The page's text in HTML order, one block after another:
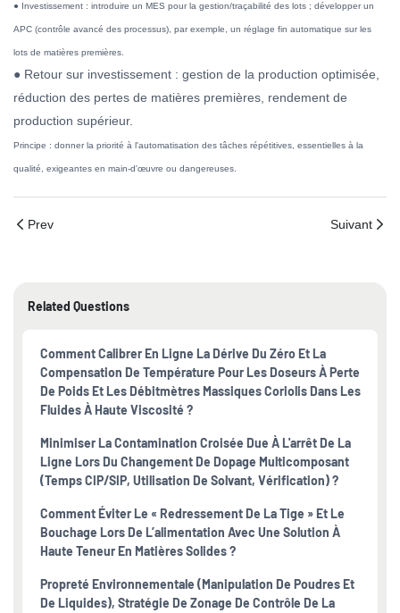
● Investissement : introduire un MES pour la gestion/traçabilité des lots ; développer un
APC (contrôle avancé des processus), par exemple, un réglage fin automatique sur les
lots de matières premières.
● Retour sur investissement : gestion de la production optimisée,
réduction des pertes de matières premières, rendement de
production supérieur.
Principe : donner la priorité à l'automatisation des tâches répétitives, essentielles à la
qualité, exigeantes en main-d'œuvre ou dangereuses.
Prev Suivant
Related Questions
Comment Calibrer En Ligne La Dérive Du Zéro Et La
Compensation De Température Pour Les Doseurs À Perte
De Poids Et Les Débitmètres Massiques Coriolis Dans Les
Fluides À Haute Viscosité ?
Minimiser La Contamination Croisée Due À L'arrêt De La
Ligne Lors Du Changement De Dopage Multicomposant
(temps CIP/SIP, Utilisation De Solvant, Vérification) ?
Comment Éviter Le « Redressement De La Tige » Et Le
Bouchage Lors De L’alimentation Avec Une Solution À
Haute Teneur En Matières Solides ?
Propreté Environnementale (manipulation De Poudres Et
De Liquides), Stratégie De Zonage De Contrôle De La